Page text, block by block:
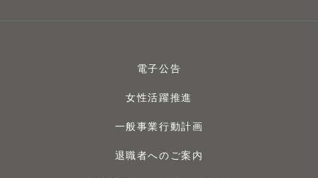
電子公告
女性活躍推進
一般事業行動計画
退職者へのご案内